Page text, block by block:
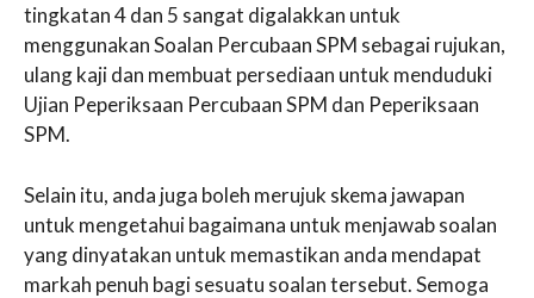
tingkatan 4 dan 5 sangat digalakkan untuk
menggunakan Soalan Percubaan SPM sebagai rujukan,
ulang kaji dan membuat persediaan untuk menduduki
Ujian Peperiksaan Percubaan SPM dan Peperiksaan
SPM.
Selain itu, anda juga boleh merujuk skema jawapan
untuk mengetahui bagaimana untuk menjawab soalan
yang dinyatakan untuk memastikan anda mendapat
markah penuh bagi sesuatu soalan tersebut. Semoga